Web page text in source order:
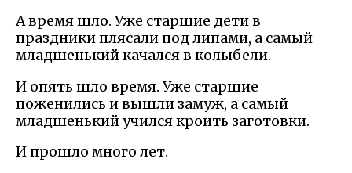
А время шло. Уже старшие дети в
праздники плясали под липами, а самый
младшенький качался в колыбели.
И опять шло время. Уже старшие
поженились и вышли замуж, а самый
младшенький учился кроить заготовки.
И прошло много лет.